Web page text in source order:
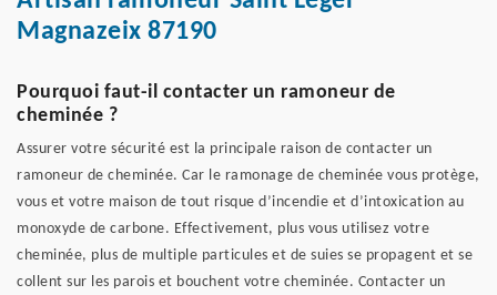
Magnazeix 87190
Pourquoi faut-il contacter un ramoneur de
cheminée ?
Assurer votre sécurité est la principale raison de contacter un
ramoneur de cheminée. Car le ramonage de cheminée vous protège,
vous et votre maison de tout risque d’incendie et d’intoxication au
monoxyde de carbone. Effectivement, plus vous utilisez votre
cheminée, plus de multiple particules et de suies se propagent et se
collent sur les parois et bouchent votre cheminée. Contacter un